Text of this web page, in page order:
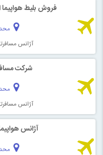
فروش بلیط هواپیما
آژانس
شرکت
آژانس
آژانس